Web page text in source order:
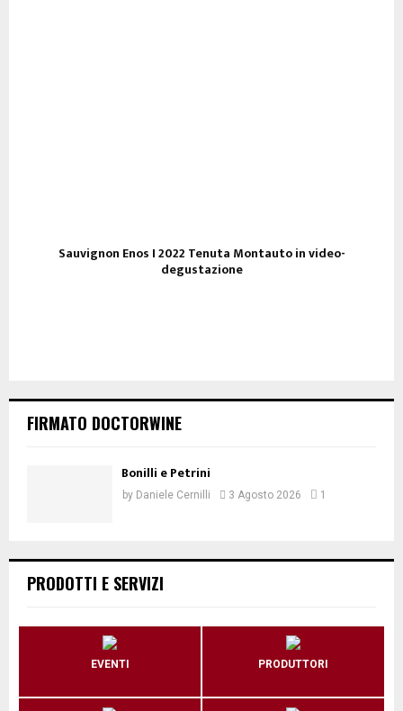
Sauvignon Enos I 2022 Tenuta Montauto in video-
degustazione
FIRMATO DOCTORWINE
Bonilli e Petrini
by Daniele Cernilli 3 Agosto 2026 1
PRODOTTI E SERVIZI
EVENTI PRODUTTORI